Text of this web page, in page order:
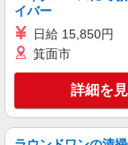
キー
アルバイト パート 派
日研トータルソー
イバー
日給 15,850円
箕面市
詳細を